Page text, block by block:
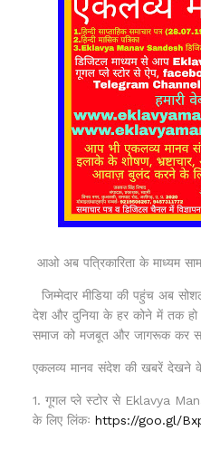
आओ अब पत्रिकारिता के माध्यम
जिम्मेदार मीडिया की पहुंच अब
देश और दुनिया के हर कोने में तक
समाज को मजबूत और जागरूक कर
एकलव्य मानव संदेश की खबरें देखने
1. गूगल प्ले स्टोर से Eklavya
के लिए लिंकः https://goo.gl/